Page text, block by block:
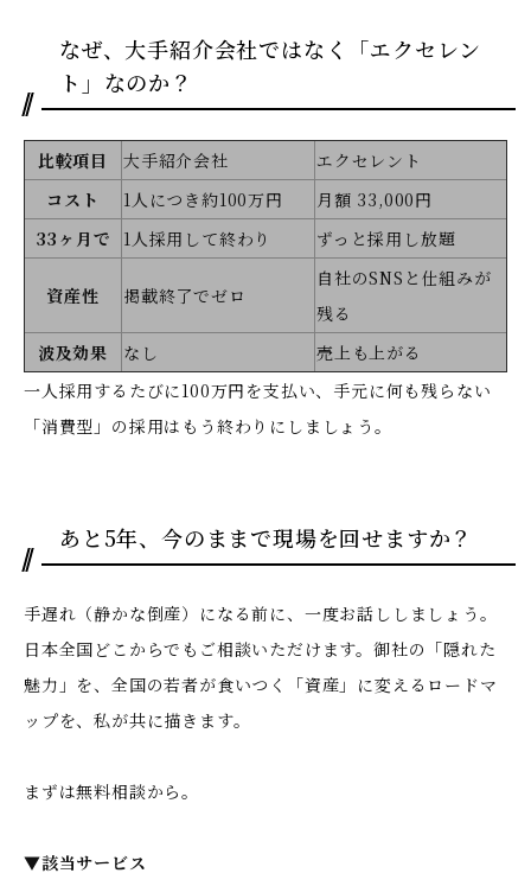
なぜ、大手紹介会社ではなく「エクセレン
ト」なのか？
比較項目 大手紹介会社
エクセレント
コスト
1人につき約100万円
月額 33,000円
33ヶ月で
1人採用して終わり ずっと採用し放題
資産性 掲載終了でゼロ
自社のSNSと仕組みが
残る
波及効果
なし
売上も上がる
一人採用するたびに100万円を支払い、手元に何も残らない
「消費型」の採用はもう終わりにしましょう。
あと5年、今のままで現場を回せますか？
手遅れ（静かな倒産）になる前に、一度お話ししましょう。
日本全国どこからでもご相談いただけます。御社の「隠れた
魅力」を、全国の若者が食いつく「資産」に変えるロードマ
ップを、私が共に描きます。
まずは無料相談から。
▼該当サービス